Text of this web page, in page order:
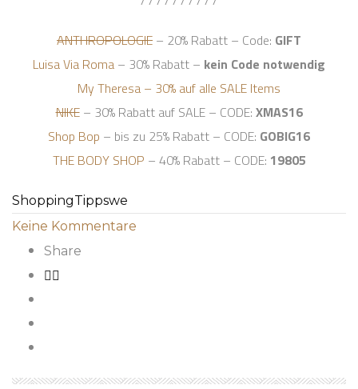
ANTHROPOLOGIE – 20% Rabatt – Code: GIFT
Luisa Via Roma – 30% Rabatt – kein Code notwendig
My Theresa – 30% auf alle SALE Items
NIKE– 30% Rabatt auf SALE – CODE: XMAS16
Shop Bop – bis zu 25% Rabatt – CODE: GOBIG16
THE BODY SHOP – 40% Rabatt – CODE: 19805
ShoppingTippswe
Keine Kommentare
Share